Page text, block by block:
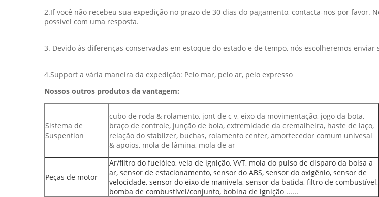
2.If você não recebeu sua expedição no prazo de 30 dias do pagamento, contacta-nos por favor.
possível com uma resposta.
3. Devido às diferenças conservadas em estoque do estado e de tempo, nós escolheremos
4.Support a vária maneira da expedição: Pelo mar, pelo ar, pelo expresso
Nossos outros produtos da vantagem:
Sistema de
Suspention
cubo de roda & rolamento, jont de c v, eixo da movimentação, jogo da bota,
braço de controle, junção de bola, extremidade da cremalheira, haste de laço,
relação do stabilzer, buchas, rolamento center, amortecedor comum univesal
& apoios, mola de lâmina, mola de ar
Peças de motor
Ar/filtro do fuelóleo, vela de ignição, VVT, mola do pulso de disparo da bolsa a
ar, sensor de estacionamento, sensor do ABS, sensor do oxigênio, sensor de
velocidade, sensor do eixo de manivela, sensor da batida, filtro de combustível,
bomba de combustível/conjunto, bobina de ignição ......